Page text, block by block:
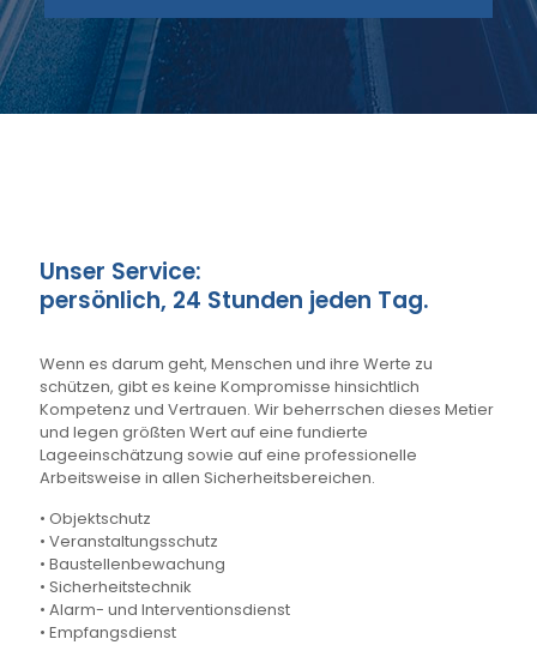
Unser Service:
persönlich, 24 Stunden jeden Tag.
Wenn es darum geht, Menschen und ihre Werte zu
schützen, gibt es keine Kompromisse hinsichtlich
Kompetenz und Vertrauen. Wir beherrschen dieses Metier
und legen größten Wert auf eine fundierte
Lageeinschätzung sowie auf eine professionelle
Arbeitsweise in allen Sicherheitsbereichen.
• Objektschutz
• Veranstaltungsschutz
• Baustellenbewachung
• Sicherheitstechnik
• Alarm- und Interventionsdienst
• Empfangsdienst